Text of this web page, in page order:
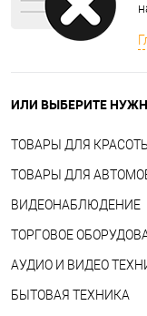
ИЛИ ВЫБЕРИТЕ
ТОВАРЫ ДЛЯ
ТОВАРЫ ДЛЯ
ВИДЕОНАБЛЮДЕНИЕ
ТОРГОВОЕ
АУДИО И ВИДЕО
БЫТОВАЯ ТЕХНИКА